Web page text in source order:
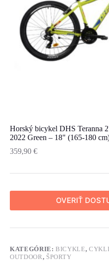
Horský bicykel DHS Teranna
2022 Green – 18" (165-180
359,90 €
OVERIŤ
KATEGÓRIE:BICYKLE,
OUTDOOR , ŠPORTY